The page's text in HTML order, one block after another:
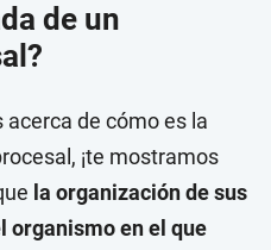
de un
de cómo es la
¡te mostramos
la organización de sus
organismo en el que